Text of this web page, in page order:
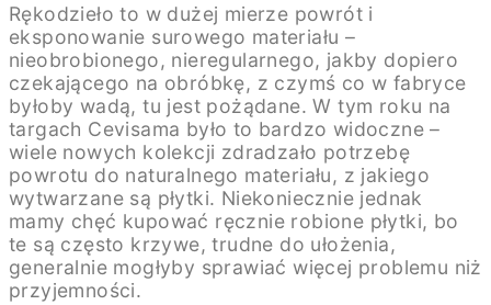
ZAKINTOS
W
GRECJI
IDEALNIE
WPISUJE
SIĘ
W
KLIMAT
WYSPY.
JEGO
SERCEM
JEST
BASEN
O
POWIERZCHNI
4
ZAKINTOS
W
GRECJI
IDEALNIE
WPISUJE
SIĘ
W
KLIMAT
WYSPY.
JEGO
SERCEM
JEST
BASEN
O
POWIERZCHNI
4
Rękodzieło to w dużej mierze powrót i
eksponowanie surowego materiału –
nieobrobionego, nieregularnego, jakby dopiero
czekającego na obróbkę, z czymś co w fabryce
byłoby wadą, tu jest pożądane. W tym roku na
targach Cevisama było to bardzo widoczne –
wiele nowych kolekcji zdradzało potrzebę
powrotu do naturalnego materiału, z jakiego
wytwarzane są płytki. Niekoniecznie jednak
mamy chęć kupować ręcznie robione płytki, bo
te są często krzywe, trudne do ułożenia,
generalnie mogłyby sprawiać więcej problemu niż
przyjemności.